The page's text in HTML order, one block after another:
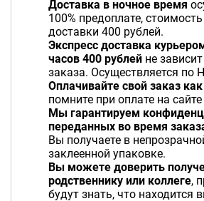
Доставка в ночное время
100% предоплате,
доставки 400 рублей.
Экспресс доставка
часов 400 рублей не
заказа. Осуществляется по
Оплачивайте свой заказ
помните при оплате на
Мы гарантируем
переданных во время
Вы получаете в
заклеенной упаковке.
Вы можете доверить
родственнику или коллеге,
будут знать, что находится